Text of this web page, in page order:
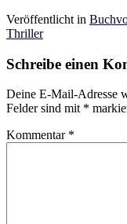
Veröffentlicht in
Thriller
Schreibe einen
Deine E-Mail-Adresse
Felder sind mit *
Kommentar *